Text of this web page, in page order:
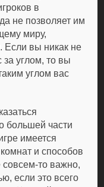
в
не позволяет им
миру,
Если вы никак не
за углом, то вы
углом вас
большей части
имеется
и способов
совсем-то важно,
если это всего